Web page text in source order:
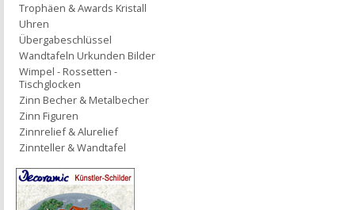
Trophäen & Awards Kristall
Uhren
Übergabeschlüssel
Wandtafeln Urkunden Bilder
Wimpel - Rossetten -
Tischglocken
Zinn Becher & Metalbecher
Zinn Figuren
Zinnrelief & Alurelief
Zinnteller & Wandtafel